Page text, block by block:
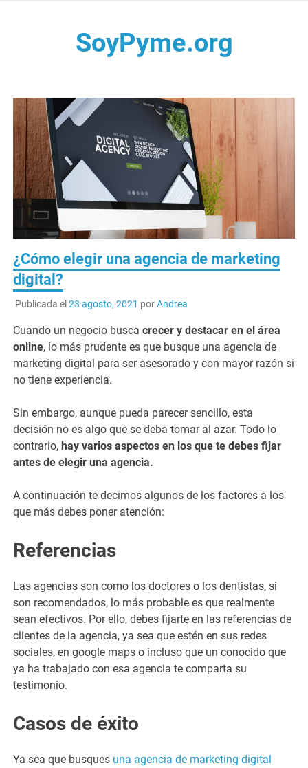
SoyPyme.org
¿Cómo elegir una agencia de marketing
digital?
Publicada el 23 agosto, 2021 porAndrea
Cuando un negocio buscacrecer y destacar en el área
online, lo más prudente es que busque una agencia de
marketing digital para ser asesorado y con mayor razón si
no tiene experiencia.
Sin embargo, aunque pueda parecer sencillo, esta
decisión no es algo que se deba tomar al azar. Todo lo
contrario,hay varios aspectos en los que te debes fijar
antes de elegir una agencia.
A continuación te decimos algunos de los factores a los
que más debes poner atención:
Referencias
Las agencias son como los doctores o los dentistas, si
son recomendados, lo más probable es que realmente
sean efectivos. Por ello, debes fijarte en las referencias de
clientes de la agencia, ya sea que estén en sus redes
sociales, en google maps o incluso que un conocido que
ya ha trabajado con esa agencia te comparta su
testimonio.
Casos de éxito
Ya sea que busques una agencia de marketing digital